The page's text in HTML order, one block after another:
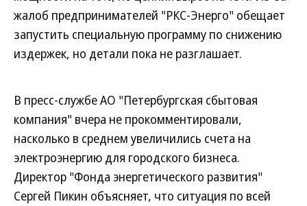
жалоб предпринимателей "РКС-Энерго" обещает
запустить специальную программу по снижению
издержек, но детали пока не разглашает.
В пресс-службе АО "Петербургская сбытовая
компания" вчера не прокомментировали,
насколько в среднем увеличились счета на
электроэнергию для городского бизнеса.
Директор "Фонда энергетического развития"
Сергей Пикин объясняет, что ситуация по всей